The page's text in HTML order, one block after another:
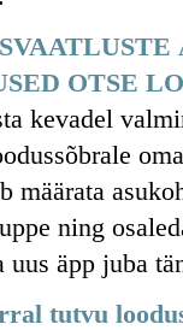
OTSE
kevadel
määrata
ning
uus äpp juba
tutvu